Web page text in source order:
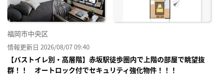
福岡市中央区
情報更新日 2026/08/07 09:40
【バストイレ別・高層階】赤坂駅徒歩圏内で上階の部屋で眺望抜
群！！ オートロック付でセキュリティ強化物件！！！